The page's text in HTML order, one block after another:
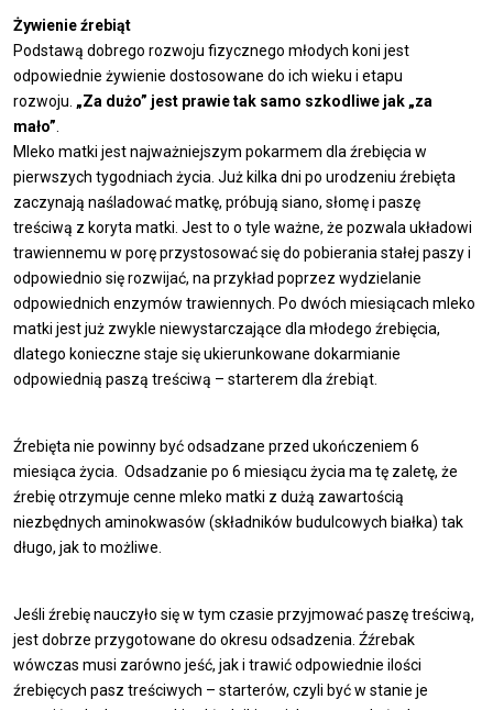
Żywienie źrebiąt
Podstawą dobrego rozwoju fizycznego młodych koni jest
odpowiednie żywienie dostosowane do ich wieku i etapu
rozwoju. „Za dużo” jest prawie tak samo szkodliwe jak „za
mało”
Mleko matki jest najważniejszym pokarmem dla źrebięcia w
pierwszych tygodniach życia. Już kilka dni po urodzeniu źrebięta
zaczynają naśladować matkę, próbują siano, słomę i paszę
treściwą z koryta matki. Jest to o tyle ważne, że pozwala układowi
trawiennemu w porę przystosować się do pobierania stałej paszy i
odpowiednio się rozwijać, na przykład poprzez wydzielanie
odpowiednich enzymów trawiennych. Po dwóch miesiącach mleko
matki jest już zwykle niewystarczające dla młodego źrebięcia,
dlatego konieczne staje się ukierunkowane dokarmianie
odpowiednią paszą treściwą – starterem dla źrebiąt.
Źrebięta nie powinny być odsadzane przed ukończeniem 6
miesiąca życia. Odsadzanie po 6 miesiącu życia ma tę zaletę, że
źrebię otrzymuje cenne mleko matki z dużą zawartością
niezbędnych aminokwasów (składników budulcowych białka) tak
długo, jak to możliwe.
Jeśli źrebię nauczyło się w tym czasie przyjmować paszę treściwą,
jest dobrze przygotowane do okresu odsadzenia. Źźrebak
wówczas musi zarówno jeść, jak i trawić odpowiednie ilości
źrebięcych pasz treściwych – starterów, czyli być w stanie je